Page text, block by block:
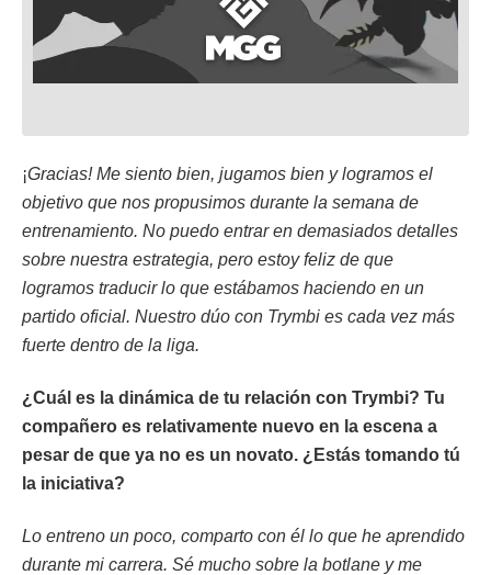
¡Gracias! Me siento bien, jugamos bien y logramos el
objetivo que nos propusimos durante la semana de
entrenamiento. No puedo entrar en demasiados detalles
sobre nuestra estrategia, pero estoy feliz de que
logramos traducir lo que estábamos haciendo en un
partido oficial. Nuestro dúo con Trymbi es cada vez más
fuerte dentro de la liga.
¿Cuál es la dinámica de tu relación con Trymbi? Tu
compañero es relativamente nuevo en la escena a
pesar de que ya no es un novato. ¿Estás tomando tú
la iniciativa?
Lo entreno un poco, comparto con él lo que he aprendido
durante mi carrera. Sé mucho sobre la botlane y me